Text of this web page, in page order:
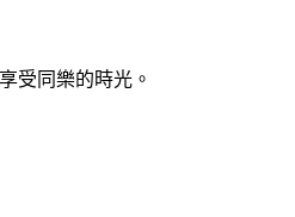
受同樂的時光。